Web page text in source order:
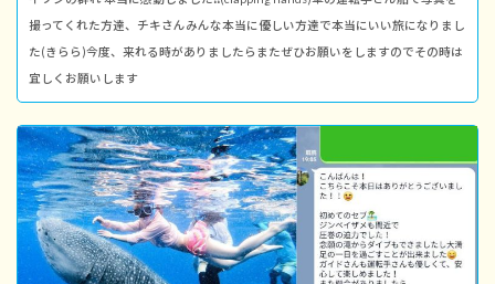
撮ってくれた方達、チキさんみんな本当に優しい方達で本当にいい旅になりまし
た(きらら)今度、来れる時がありましたらまたぜひお願いをしますのでその時は
宜しくお願いします